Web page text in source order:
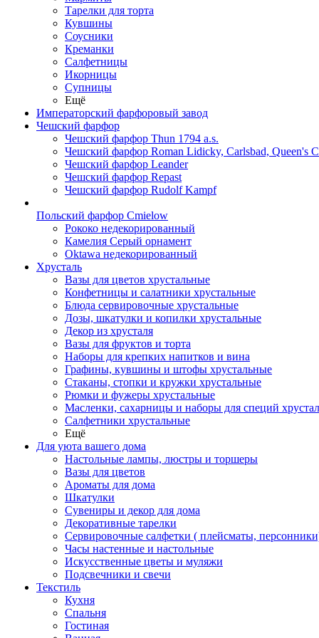
Тарелки для торта
Кувшины
Соусники
Креманки
Салфетницы
Икорницы
Супницы
Ещё
Императорский фарфоровый завод
Чешский фарфор
Чешский фарфор Thun 1794 a.s.
Чешский фарфор Roman Lidicky, Carlsbad, Queen's
Чешский фарфор Leander
Чешский фарфор Repast
Чешский фарфор Rudolf Kampf
Польский фарфор Сmielow
Рококо недекорированный
Камелия Серый орнамент
Oktawa недекорированный
Хрусталь
Вазы для цветов хрустальные
Конфетницы и салатники хрустальные
Блюда сервировочные хрустальные
Дозы, шкатулки и копилки хрустальные
Декор из хрусталя
Вазы для фруктов и торта
Наборы для крепких напитков и вина
Графины, кувшины и штофы хрустальные
Стаканы, стопки и кружки хрустальные
Рюмки и фужеры хрустальные
Масленки, сахарницы и наборы для специй
Салфетники хрустальные
Ещё
Для уюта вашего дома
Настольные лампы, люстры и торшеры
Вазы для цветов
Ароматы для дома
Шкатулки
Сувениры и декор для дома
Декоративные тарелки
Сервировочные салфетки ( плейсматы,
Часы настенные и настольные
Искусственные цветы и муляжи
Подсвечники и свечи
Текстиль
Кухня
Спальня
Гостиная